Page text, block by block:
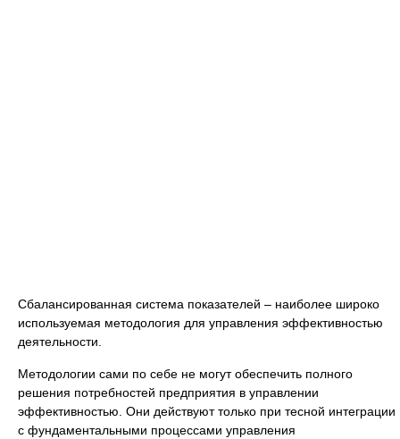
Сбалансированная система показателей – наиболее широко
используемая методология для управления эффективностью
деятельности.
Методологии сами по себе не могут обеспечить полного
решения потребностей предприятия в управлении
эффективностью. Они действуют только при тесной интеграции
с фундаментальными процессами управления